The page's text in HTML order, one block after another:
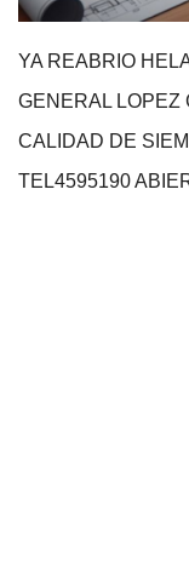
YA REABRIO
GENERAL LOPEZ
CALIDAD DE
TEL4595190